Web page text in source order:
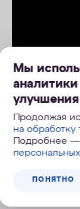
Мы
Продолжая
на обработку
Подробнее
ПОНЯТНО